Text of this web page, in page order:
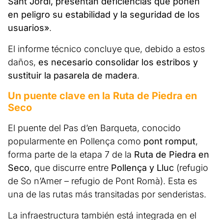
en peligro su estabilidad y la seguridad de los
usuarios».
El informe técnico concluye que, debido a estos
daños, es necesario consolidar los estribos y
sustituir la pasarela de madera.
Un puente clave en la Ruta de Piedra en
Seco
El puente del Pas d’en Barqueta, conocido
popularmente en Pollença como pont romput,
forma parte de la etapa 7 de la Ruta de Piedra en
Seco, que discurre entre Pollença y Lluc (refugio
de So n’Amer – refugio de Pont Romà). Esta es
una de las rutas más transitadas por senderistas.
La infraestructura también está integrada en el